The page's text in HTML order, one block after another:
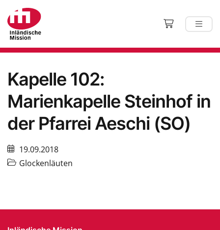
Kapelle 102:
Marienkapelle Steinhof in
der Pfarrei Aeschi (SO)
19.09.2018
Glockenläuten